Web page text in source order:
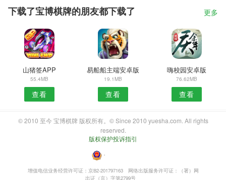
下载了宝博棋牌的朋友都下载了 更多
山猪签APP
55.4MB
查看
易船船主端安卓版
19.1MB
查看
嗨校园安卓版
76.62MB
查看
© 2010 至今 宝博棋牌 版权所有。© Since 2010 yuesha.com. All rights
reserved.
版权保护投诉指引
・
增值电信业务经营许可证：京B2-201797163
网络出版服务许可证：（署）网
出证（京）字第2799号